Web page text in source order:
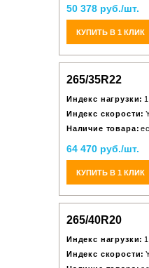
50 378 руб./шт.
КУПИТЬ В 1 КЛИК
265/35R22
Индекс нагрузки:
Индекс скорости:
Наличие товара:
64 470 руб./шт.
КУПИТЬ В 1 КЛИК
265/40R20
Индекс нагрузки:
Индекс скорости: